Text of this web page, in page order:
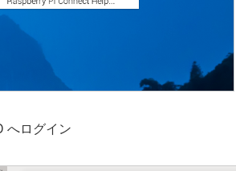
へログイン